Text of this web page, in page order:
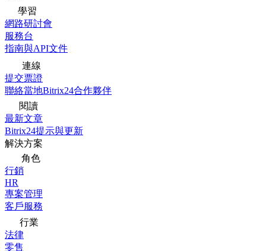
學習
網路研討會
服務台
指南與API文件
連線
提交票證
聯絡當地Bitrix24合作夥伴
閱讀
最新文章
Bitrix24提示與更新
解決方案
角色
行銷
HR
專案管理
客戶服務
行業
法律
零售